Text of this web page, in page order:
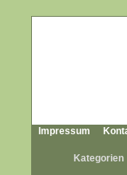
Impressum
Kategorien